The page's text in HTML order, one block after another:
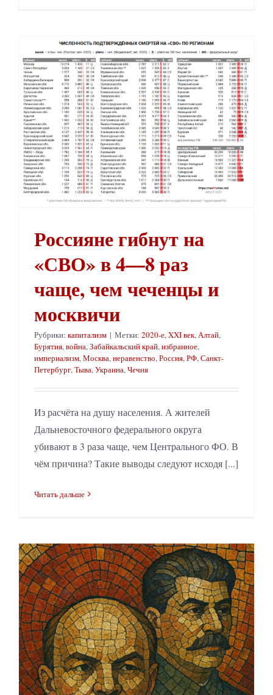
Россияне гибнут на
«СВО» в 4—8 раз
чаще, чем чеченцы и
москвичи
Рубрики: капитализм | Метки: 2020-е,XXI век,Алтай,
Бурятия,война,Забайкальский край,избранное,
империализм,Москва,неравенство,Россия,РФ,Санкт-
Петербург,Тыва,Украина,Чечня
Из расчёта на душу населения. А жителей
Дальневосточного федерального округа
убивают в 3 раза чаще, чем Центрального ФО. В
чём причина? Такие выводы следуют исходя [...]
Читать дальше